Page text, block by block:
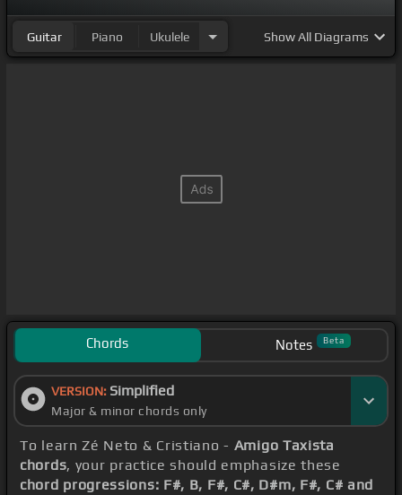
Guitar Piano Ukulele ShowAll Diagrams
Chords Notes Beta
VERSION: Simplified
Major & minor chords only
To learn Zé Neto & Cristiano - Amigo Taxista
chords, your practice should emphasize these
chord progressions: F#, B, F#, C#, D#m, F#, C# and